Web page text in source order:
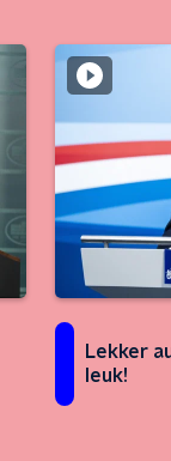
Lekker
leuk!